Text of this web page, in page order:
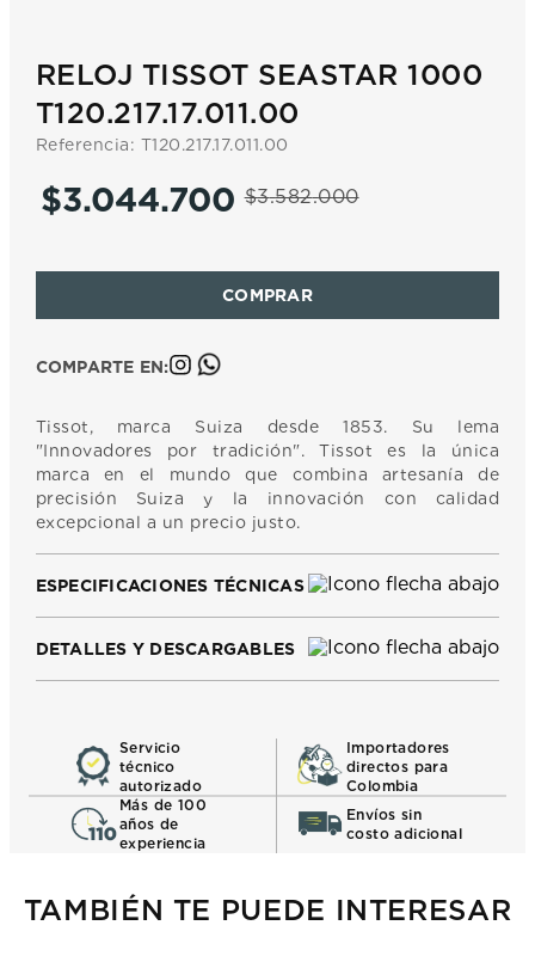
RELOJ TISSOT SEASTAR 1000
T120.217.17.011.00
Referencia: T120.217.17.011.00
$3.582.000
$3.044.700
COMPARTE EN:
Tissot, marca Suiza desde 1853. Su lema
"Innovadores por tradición". Tissot es la única
marca en el mundo que combina artesanía de
precisión Suiza y la innovación con calidad
excepcional a un precio justo.
ESPECIFICACIONES TÉCNICAS
DETALLES Y DESCARGABLES
Servicio
técnico
autorizado
Importadores
directos para
Colombia
Más de 100
años de
experiencia
Envíos sin
costo adicional
TAMBIÉN TE PUEDE INTERESAR